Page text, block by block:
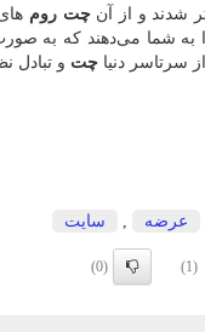
شدند و از آنچت روم‌
به شما می‌دهند که به
سرتاسر دنیا چت و تبادل
عرضه سایت
(1)
(0)